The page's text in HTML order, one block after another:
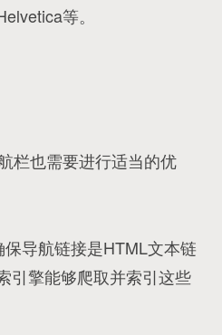
等。
栏也需要进行适当的优
导航链接是HTML文本链
引擎能够爬取并索引这些